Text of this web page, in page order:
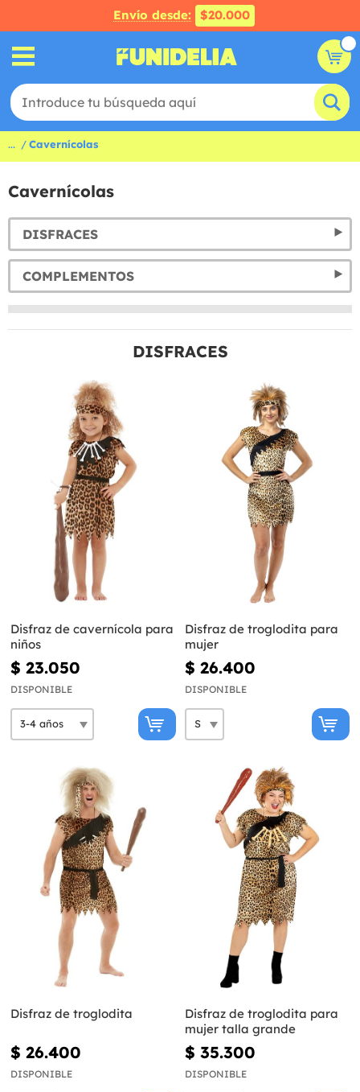
Envío desde: $20.000
... Cavernícolas
Cavernícolas
DISFRACES
COMPLEMENTOS
DISFRACES
Disfraz de cavernícola para
niños
$ 23.050
DISPONIBLE
Disfraz de troglodita para
mujer
$ 26.400
DISPONIBLE
Disfraz de troglodita
$ 26.400
DISPONIBLE
Disfraz de troglodita para
mujer talla grande
$ 35.300
DISPONIBLE